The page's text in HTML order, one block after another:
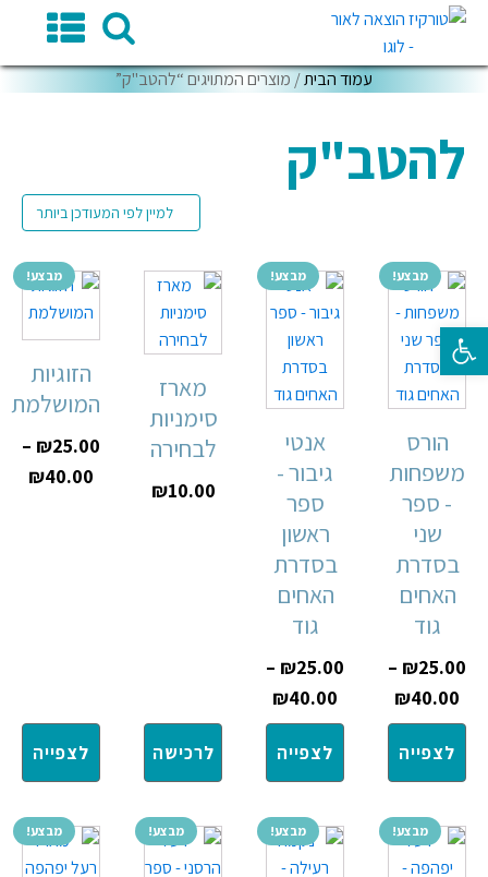
עמוד הבית/ מוצרים המתויגים “להטב"ק”
להטב"ק
מבצע!
הורס
משפחות
- ספר
שני
בסדרת
האחים
גוד
₪25.00
–
₪40.00
לצפייה
מבצע!
אנטי
גיבור -
ספר
ראשון
בסדרת
האחים
גוד
₪25.00
–
₪40.00
לצפייה
מארז
סימניות
לבחירה
₪10.00
לרכישה
מבצע!
הזוגיות
המושלמת
₪25.00
–
₪40.00
לצפייה
מבצע! מבצע! מבצע! מבצע!
פתח סרגל נגישות